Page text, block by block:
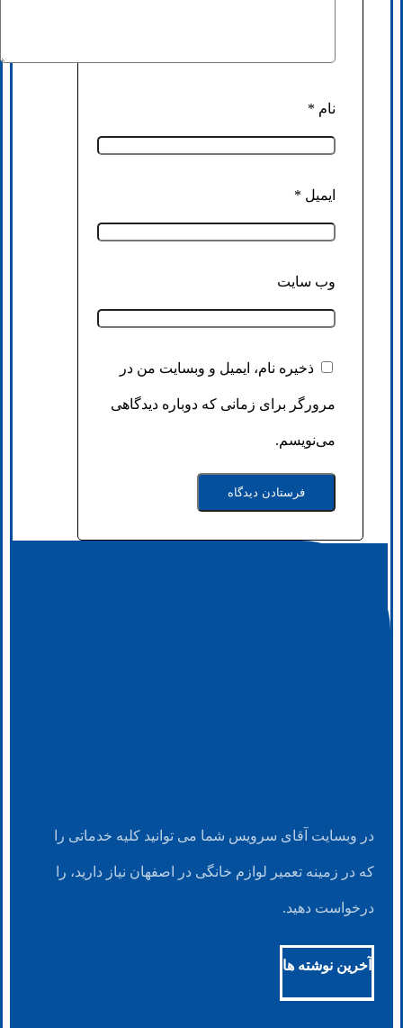
نام *
ایمیل *
وب‌ سایت
ذخیره نام، ایمیل و وبسایت من در
مرورگر برای زمانی که دوباره دیدگاهی
می‌نویسم.
در وبسایت آقای سرویس شما می توانید کلیه خدماتی را
که در زمینه تعمیر لوازم خانگی در اصفهان نیاز دارید، را
درخواست دهید.
آخرین نوشته ها